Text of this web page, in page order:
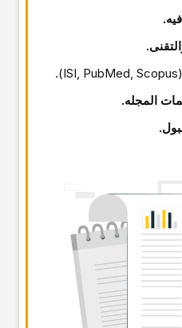
(ISI, PubMed, Scopus).
المجله.